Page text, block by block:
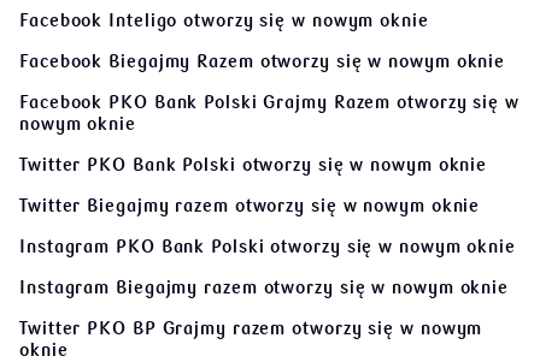
Facebook Inteligo otworzy się w nowym oknie
Facebook Biegajmy Razem otworzy się w nowym oknie
Facebook PKO Bank Polski Grajmy Razemotworzy się w
nowym oknie
Twitter PKO Bank Polski otworzy się w nowym oknie
Twitter Biegajmy razem otworzy się w nowym oknie
Instagram PKO Bank Polski otworzy się w nowym oknie
Instagram Biegajmy razem otworzy się w nowym oknie
Twitter PKO BP Grajmy razem otworzy się w nowym
oknie